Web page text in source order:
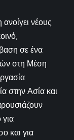
νέους
σε ένα
στη Μέση
στην Ασία και
και για